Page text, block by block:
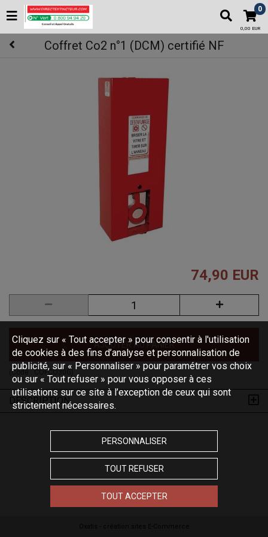
0
0,00 EUR
Coffret Co2 n°1 (DCM) certifié NF
74,90 EUR
AJOUTER AU PANIER
(Code : COFCO30G
DESCRIPTION
Cliquez sur « Tout accepter » pour consentir à l'utilisation
de cookies à des fins d’analyse et personnalisation de
publicité, sur « Personnaliser » pour paramétrer vos choix
ou sur « Tout refuser » pour vous opposer à ces
utilisations sur ce site à l’exception de ceux qui sont
strictement nécessaires.
PERSONNALISER
TOUT REFUSER
TOUT ACCEPTER